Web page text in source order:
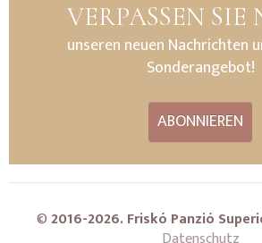
VERPASSEN
unseren neuen Nachrichten
Sonderangebot!
ABONNIEREN
© 2016-2026. Friskó Panzió